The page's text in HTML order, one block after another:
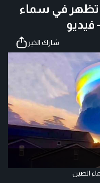
تظهر في سماء
شارك الخبر
الصين